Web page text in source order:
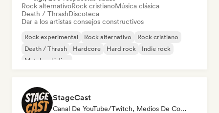
Rock alternativoRock cristianoMúsica clásica
Death / ThrashDiscoteca
Dar a los artistas consejos constructivos
Rock experimental Rock alternativo
Rock cristiano
Death / Thrash
Hardcore Hard rock
Indie rock
Metal melódico
StageCast
Canal De YouTube/Twitch, Medios De Comunicación/Periodista, Mentor, Social Media Influencer, Experto En Sonido